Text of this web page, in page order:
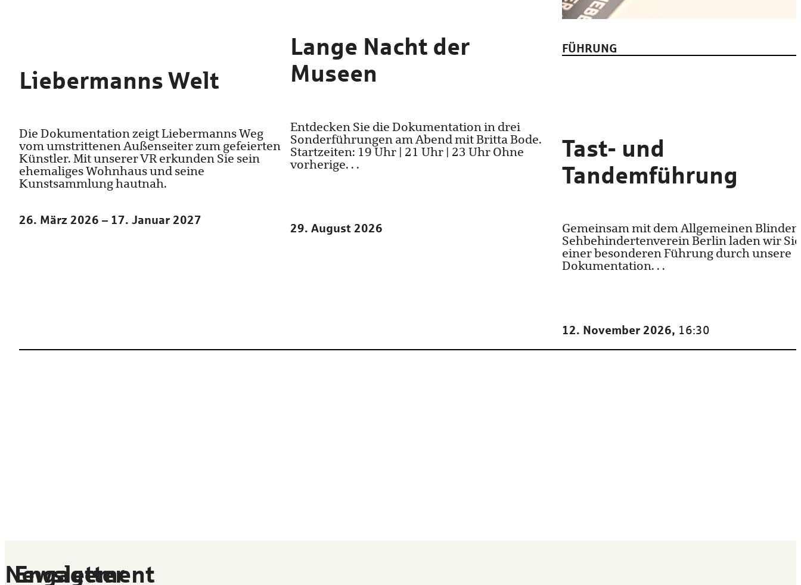
Liebermanns Welt
Die Dokumentation zeigt Liebermanns Weg
vom umstrittenen Außenseiter zum gefeierten
Künstler. Mit unserer VR erkunden Sie sein
ehemaliges Wohnhaus und seine
Kunstsammlung hautnah.
26. März 2026 – 17. Januar 2027
Lange Nacht der
Museen
Entdecken Sie die Dokumentation in drei
Sonderführungen am Abend mit Britta Bode.
Startzeiten: 19 Uhr | 21 Uhr | 23 Uhr Ohne
vorherige. . .
29. August 2026
FÜHRUNG
Tast- und
Tandemführung
Gemeinsam mit dem Allgemeinen
Sehbehindertenverein Berlin laden wir
einer besonderen Führung durch unsere
Dokumentation. . .
12. November 2026, 16:30
Newsletter
Engagement